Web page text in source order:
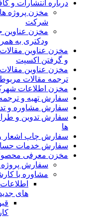
درباره انتشارات و
مخزن پروژه ها
شرکت
مخزن عناوین
ودکتری به
و گرفتن اکسپت
مخزن عناوین
ترجمه مقالات
مخزن اطلاعات
سفارش تهیه و
سفارش مشاوره و
سفارش تدوین و
ها
سفارش چاپ اشعار
سفارش خدمات
مخزن معرفی
سفارش
مشاوره با
های